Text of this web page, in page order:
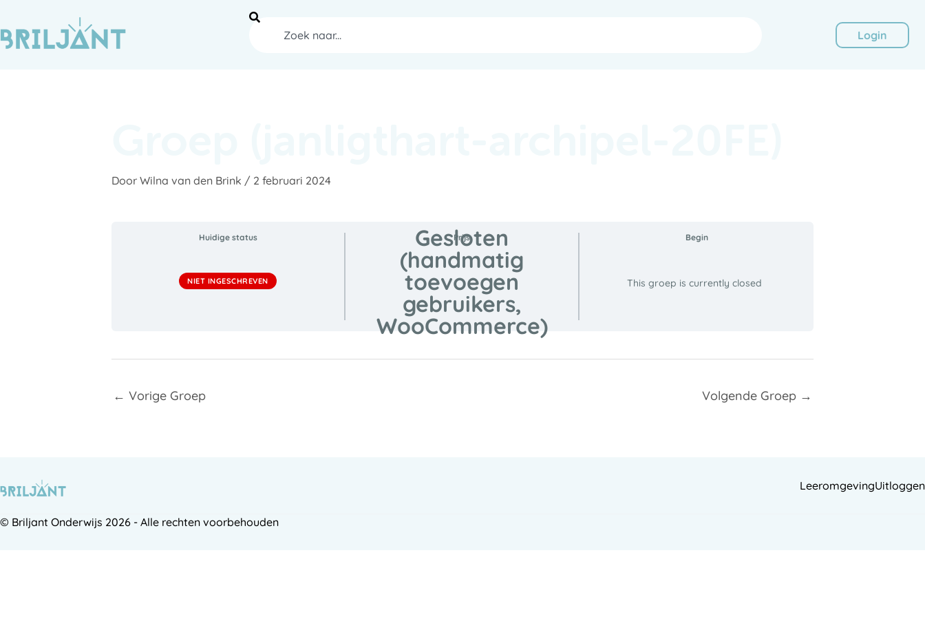
de
inhoud
Zoeken
Login
Door Wilna van den Brink / 2 februari 2024
Huidige status
NIET INGESCHREVEN
Prijs
Gesloten
(handmatig
toevoegen
gebruikers,
WooCommerce)
Begin
This groep is currently closed
← Vorige Groep Volgende Groep →
LeeromgevingUitloggen
© Briljant Onderwijs 2026 - Alle rechten voorbehouden